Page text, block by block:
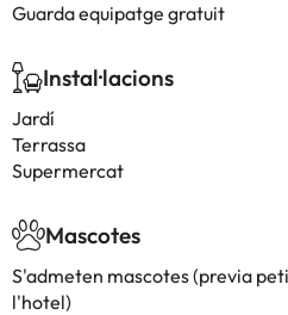
Guarda equipatge gratuit
Instal·lacions
Jardí
Terrassa
Supermercat
Mascotes
S'admeten mascotes (previa
l'hotel)